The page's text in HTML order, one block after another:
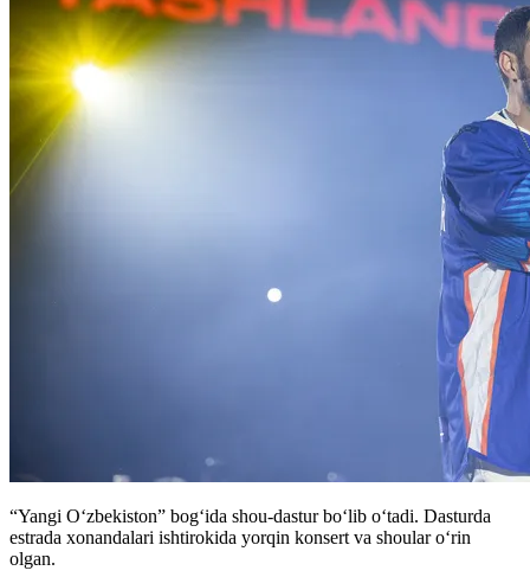
“Yangi Oʻzbekiston” bogʻida shou-dastur boʻlib oʻtadi. Dasturda
estrada xonandalari ishtirokida yorqin konsert va shoular oʻrin
olgan.